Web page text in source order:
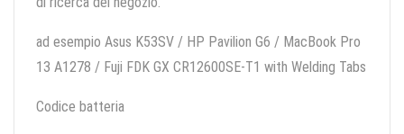
ad esempio Asus K53SV / HP Pavilion G6 / MacBook Pro
13 A1278 / Fuji FDK GX CR12600SE-T1 with Welding Tabs
Codice batteria